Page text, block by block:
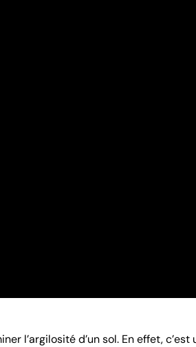
l’argilosité d’un sol. En effet,